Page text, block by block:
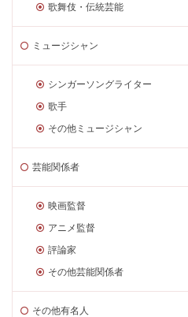
歌舞伎・伝統芸能
ミュージシャン
シンガーソングライター
歌手
その他ミュージシャン
芸能関係者
映画監督
アニメ監督
評論家
その他芸能関係者
その他有名人